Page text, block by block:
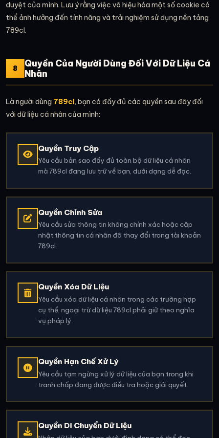
duyệt của mình. Lưu ý rằng việc vô hiệu hóa một số cookie có
thể ảnh hưởng đến tính năng và trải nghiệm sử dụng nền tảng
789cl.
8
Quyền Của Người Dùng Đối Với Dữ Liệu Cá
Nhân
Là người dùng 789cl, bạn có đầy đủ các quyền sau đây đối
với dữ liệu cá nhân của mình:
Quyền Truy Cập
Yêu cầu bản sao đầy đủ toàn bộ dữ liệu cá nhân
mà 789cl đang lưu trữ về bạn, dưới dạng dễ đọc.
Quyền Chỉnh Sửa
Yêu cầu sửa thông tin không chính xác hoặc cập
nhật thông tin cá nhân đã thay đổi trong tài khoản
789cl.
Quyền Xóa Dữ Liệu
Yêu cầu xóa dữ liệu cá nhân trong các trường hợp
cụ thể, ngoại trừ dữ liệu 789cl phải giữ theo nghĩa
vụ pháp lý.
Quyền Hạn Chế Xử Lý
Yêu cầu tạm ngừng xử lý dữ liệu của bạn trong khi
tranh chấp đang được điều tra hoặc giải quyết.
Quyền Di Chuyển Dữ Liệu